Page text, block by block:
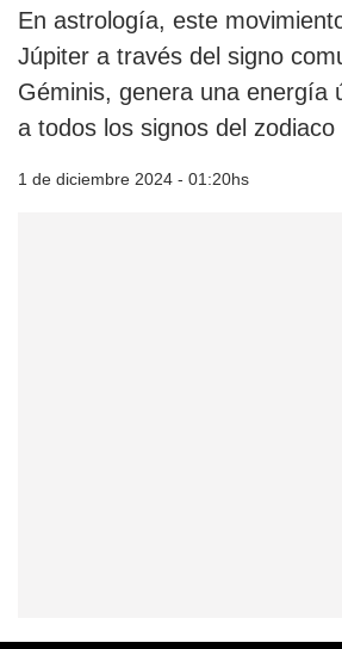
En astrología, este
Júpiter a través del signo
Géminis, genera una energía
a todos los signos del zodiaco
1 de diciembre 2024 - 01:20hs